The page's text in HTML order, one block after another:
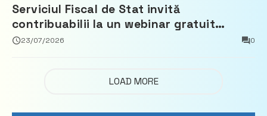
Serviciul Fiscal de Stat invită
contribuabilii la un webinar gratuit
privind calculul impozitului pe bunurile
23/07/2026 0
LOAD MORE